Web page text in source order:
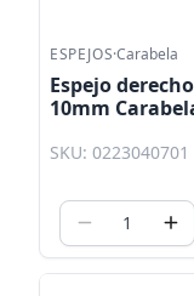
ESPEJOS·Carabela
Espejo
10mm
SKU: 0223040701